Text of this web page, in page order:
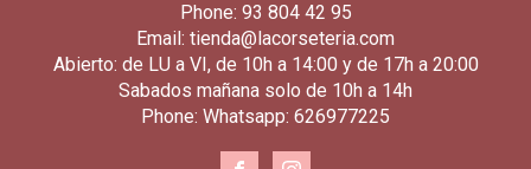
Phone: 93 804 42 95
Email: tienda@lacorseteria.com
Abierto: de LU a VI, de 10h a 14:00 y de 17h a 20:00
Sabados mañana solo de 10h a 14h
Phone: Whatsapp: 626977225